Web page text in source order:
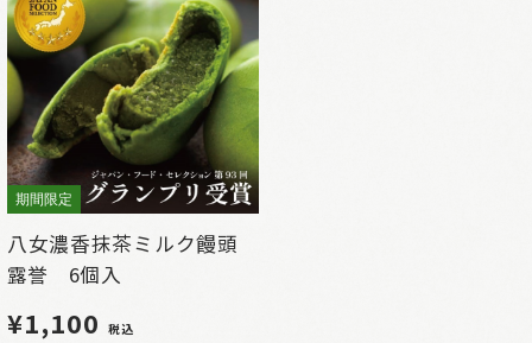
期間限定
八女濃香抹茶ミルク饅頭
露誉 6個入
¥1,100 税込